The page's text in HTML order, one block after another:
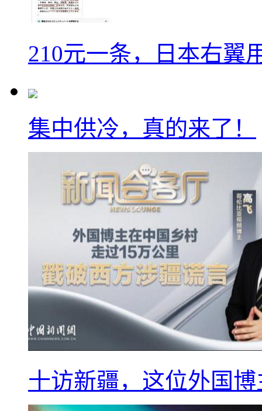
210元一条，日本右翼
集中供冷，真的来了！
十访新疆，这位外国